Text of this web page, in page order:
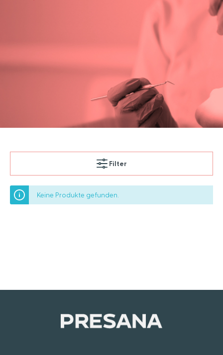
Filter
Keine Produkte gefunden.